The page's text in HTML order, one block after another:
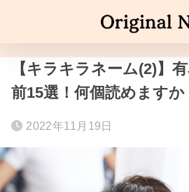
【キラキラネーム(2)】
前15選！何個読めますか
2022年11月19日